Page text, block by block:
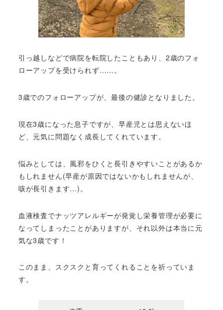
引っ越しなどで病院を転院したこともあり、2歳のフォ
ローアップを受けられず……。
3歳でのフォローアップが、最後の健診となりました。
現在3歳になった息子ですが、早産児とは思えないほ
ど、元気に問題なく成長してくれています。
悩みとしては、風邪をひくと長引きやすいことがあるか
もしれません(早産が原因ではないかもしれませんが、
咳が長引きます…)。
血液検査でナッツアレルギーが発覚し栄養管理が必要に
なってしまったことがありますが、それ以外は本当に元
気な3歳です！
このまま、スクスクと育ってくれることを祈っていま
す。